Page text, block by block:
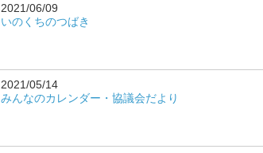
2021/06/09
いのくちのつばき
2021/05/14
みんなのカレンダー・協議会だより